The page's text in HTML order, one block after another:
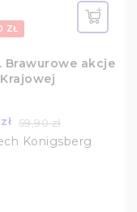
ZŁ
Brawurowe akcje
59,90 zł
Konigsberg